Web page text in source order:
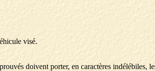
visé.
doivent porter, en caractères indélébiles,